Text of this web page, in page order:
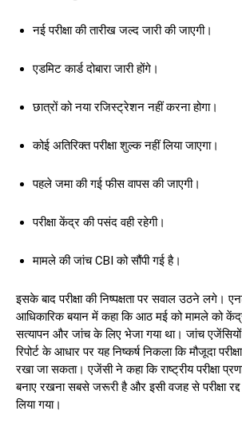
नई परीक्षा की तारीख जल्द जारी की जाएगी।
एडमिट कार्ड दोबारा जारी होंगे।
छात्रों को नया रजिस्ट्रेशन नहीं करना होगा।
कोई अतिरिक्त परीक्षा शुल्क नहीं लिया जाएगा।
पहले जमा की गई फीस वापस की जाएगी।
परीक्षा केंद्र की पसंद वही रहेगी।
मामले की जांच CBI को सौंपी गई है।
इसके बाद परीक्षा की निष्पक्षता पर सवाल उठने लगे।
आधिकारिक बयान में कहा कि आठ मई को मामले को
सत्यापन और जांच के लिए भेजा गया था। जांच
रिपोर्ट के आधार पर यह निष्कर्ष निकला कि मौजूदा
रखा जा सकता। एजेंसी ने कहा कि राष्ट्रीय परीक्षा
बनाए रखना सबसे जरूरी है और इसी वजह से परीक्षा
लिया गया।